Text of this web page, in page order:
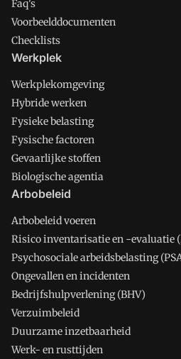
Faq's
Voorbeelddocumenten
Checklists
Werkplek
Werkplekomgeving
Hybride werken
Fysieke belasting
Fysische factoren
Gevaarlijke stoffen
Biologische agentia
Arbobeleid
Arbobeleid voeren
Risico inventarisatie en -evaluatie
Psychosociale arbeidsbelasting
Ongevallen en incidenten
Bedrijfshulpverlening (BHV)
Verzuimbeleid
Duurzame inzetbaarheid
Werk- en rusttijden